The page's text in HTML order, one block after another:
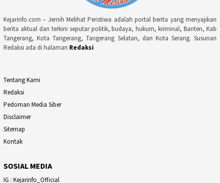
Kejarinfo.com – Jernih Melihat Peristiwa adalah portal berita yang menyajikan
berita aktual dan terkini seputar politik, budaya, hukum, kriminal, Banten, Kab
Tangerang, Kota Tangerang, Tangerang Selatan, dan Kota Serang. Susunan
Redaksi ada di halaman Redaksi
Tentang Kami
Redaksi
Pedoman Media Siber
Disclaimer
Sitemap
Kontak
SOSIAL MEDIA
IG : Kejarinfo_Official